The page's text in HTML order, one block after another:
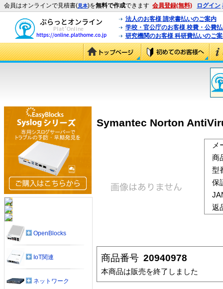
会員はオンラインで見積書(見本)を無料で作成できます 会員登録(無料) ログイン
法人のお客様 請求書払いのご案内
学校・官公庁のお客様 校費・公費
研究機関のお客様 科研費払いのご
Symantec Norton
メ
商
型
保
返
商品番号 20940978
本商品は販売を終了しました
OpenBlocks
IoT関連
ネットワーク